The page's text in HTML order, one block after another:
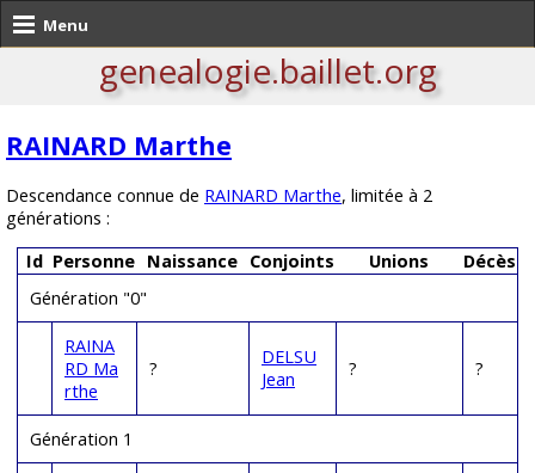
Menu
genealogie.baillet.org
RAINARD Marthe
Descendance connue de RAINARD Marthe, limitée à 2
générations :
Id Personne Naissance Conjoints Unions
Décès
Génération "0"
RAINA
RD Ma
rthe
?
DELSU
Jean
? ?
Génération 1